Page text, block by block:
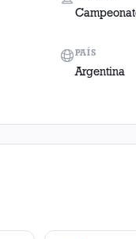
PAÍS
Argentina